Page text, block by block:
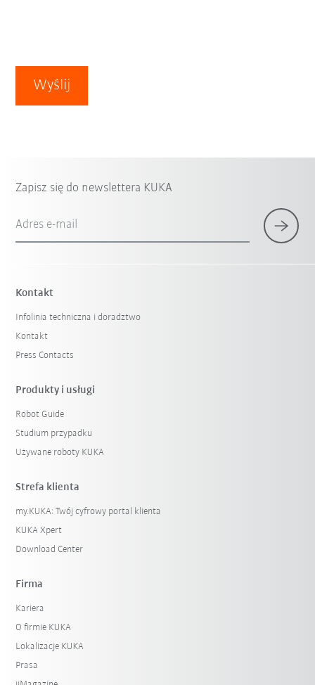
Wyślij
Zapisz się do newslettera KUKA
Adres e-mail
Kontakt
Infolinia techniczna i doradztwo
Kontakt
Press Contacts
Produkty i usługi
Robot Guide
Studium przypadku
Używane roboty KUKA
Strefa klienta
my.KUKA: Twój cyfrowy portal klienta
KUKA Xpert
Download Center
Firma
Kariera
O firmie KUKA
Lokalizacje KUKA
Prasa